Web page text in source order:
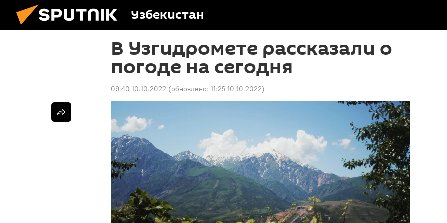
Узбекистан
В Узгидромете рассказали о
погоде на сегодня
09:40 10.10.2022 (обновлено: 11:25 10.10.2022)